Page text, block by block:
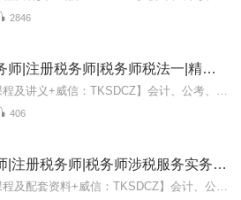
2846
2022年税务师|注册税务师|税务师税法一|精讲班
406
2022税务师|注册税务师|税务师涉税服务实务|精讲